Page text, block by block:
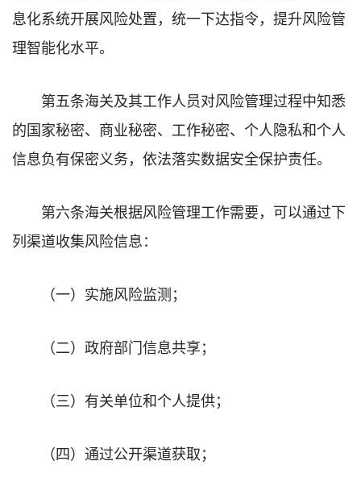
息化系统开展风险处置，统一下达指令，提升风险管
理智能化水平。
第五条海关及其工作人员对风险管理过程中知悉
的国家秘密、商业秘密、工作秘密、个人隐私和个人
信息负有保密义务，依法落实数据安全保护责任。
第六条海关根据风险管理工作需要，可以通过下
列渠道收集风险信息：
（一）实施风险监测；
（二）政府部门信息共享；
（三）有关单位和个人提供；
（四）通过公开渠道获取；